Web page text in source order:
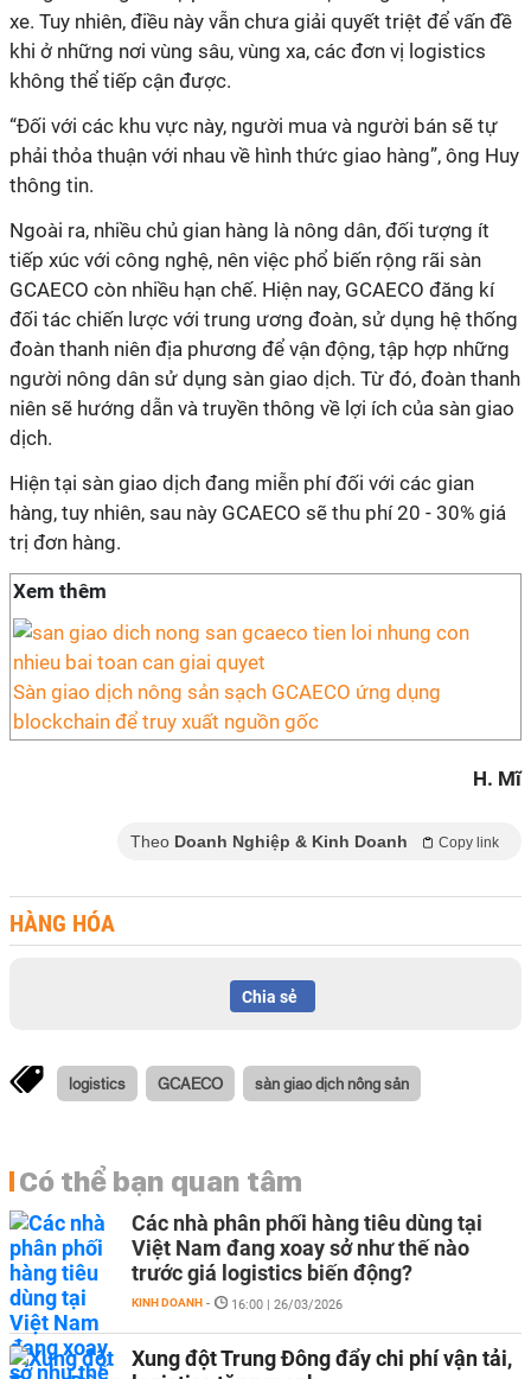
xe. Tuy nhiên, điều này vẫn chưa giải quyết triệt để vấn đề
khi ở những nơi vùng sâu, vùng xa, các đơn vị logistics
không thể tiếp cận được.
“Đối với các khu vực này, người mua và người bán sẽ tự
phải thỏa thuận với nhau về hình thức giao hàng”, ông Huy
thông tin.
Ngoài ra, nhiều chủ gian hàng là nông dân, đối tượng ít
tiếp xúc với công nghệ, nên việc phổ biến rộng rãi sàn
GCAECO còn nhiều hạn chế. Hiện nay, GCAECO đăng kí
đối tác chiến lược với trung ương đoàn, sử dụng hệ thống
đoàn thanh niên địa phương để vận động, tập hợp những
người nông dân sử dụng sàn giao dịch. Từ đó, đoàn thanh
niên sẽ hướng dẫn và truyền thông về lợi ích của sàn giao
dịch.
Hiện tại sàn giao dịch đang miễn phí đối với các gian
hàng, tuy nhiên, sau này GCAECO sẽ thu phí 20 - 30% giá
trị đơn hàng.
Xem thêm
Sàn giao dịch nông sản sạch GCAECO ứng dụng
blockchain để truy xuất nguồn gốc
H. Mĩ
Theo Doanh Nghiệp & Kinh Doanh Copy link
HÀNG HÓA
Chia sẻ
logistics GCAECO sàn giao dịch nông sản
Có thể bạn quan tâm
Các nhà phân phối hàng tiêu dùng tại
Việt Nam đang xoay sở như thế nào
trước giá logistics biến động?
KINH DOANH - 16:00 | 26/03/2026
Xung đột Trung Đông đẩy chi phí vận tải,